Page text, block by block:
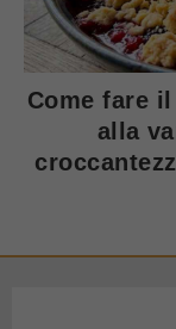
Come fare
alla